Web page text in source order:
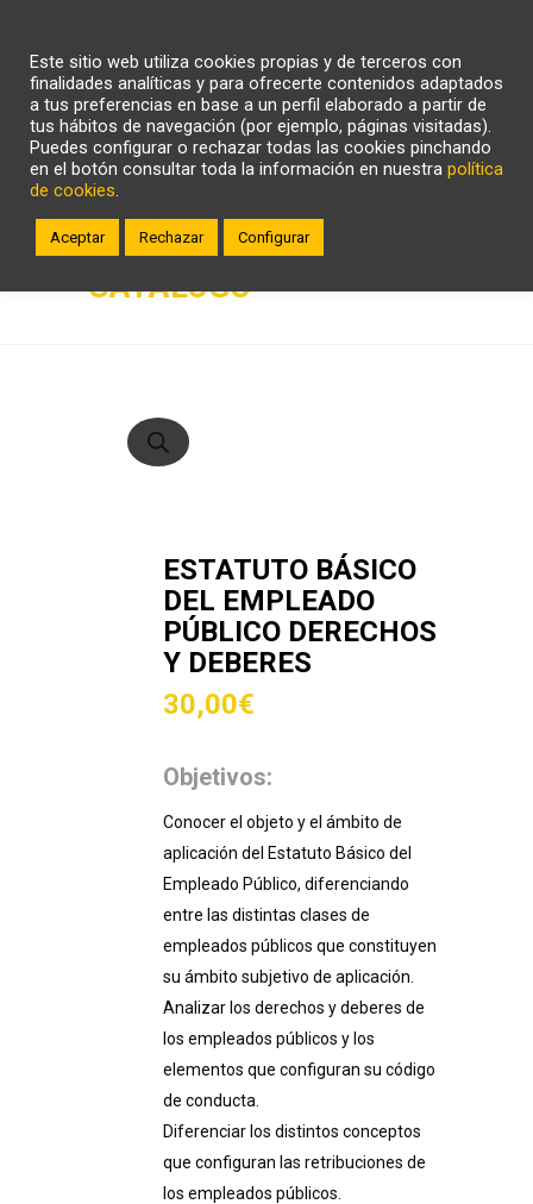
ZONA CLIENTE
CATÁLOGO
productos
ESTATUTO BÁSICO
DEL EMPLEADO
PÚBLICO DERECHOS
Y DEBERES
30,00€
Objetivos:
Conocer el objeto y el ámbito de
aplicación del Estatuto Básico del
Empleado Público, diferenciando
entre las distintas clases de
empleados públicos que constituyen
su ámbito subjetivo de aplicación.
Analizar los derechos y deberes de
los empleados públicos y los
elementos que configuran su código
de conducta.
Diferenciar los distintos conceptos
que configuran las retribuciones de
los empleados públicos.
Este sitio web utiliza cookies propias y de terceros con
finalidades analíticas y para ofrecerte contenidos adaptados
a tus preferencias en base a un perfil elaborado a partir de
tus hábitos de navegación (por ejemplo, páginas visitadas).
Puedes configurar o rechazar todas las cookies pinchando
en el botón consultar toda la información en nuestra política
de cookies.
Aceptar Rechazar Configurar